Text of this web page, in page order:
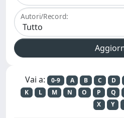
Autori/Record:
Vai a: 0-9 A B C D
K
L M N O P Q
X
Y